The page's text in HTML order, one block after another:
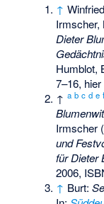
↑
Irmscher,
Dieter
Humblot,
7–16, hier
↑a b c d e f
Irmscher
und
für Dieter
2006,
↑ Burt: